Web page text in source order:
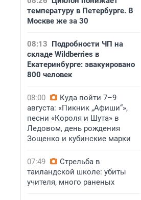
температуру в Петербурге. В
Москве же за 30
08:13 Подробности ЧП на
складе Wildberries в
Екатеринбурге: эвакуировано
800 человек
08:00
Куда пойти 7–9
августа: «Пикник „Афиши“»,
песни «Короля и Шута» в
Ледовом, день рождения
Зощенко и кубинские марки
07:49
Стрельба в
таиландской школе: убиты
учителя, много раненых